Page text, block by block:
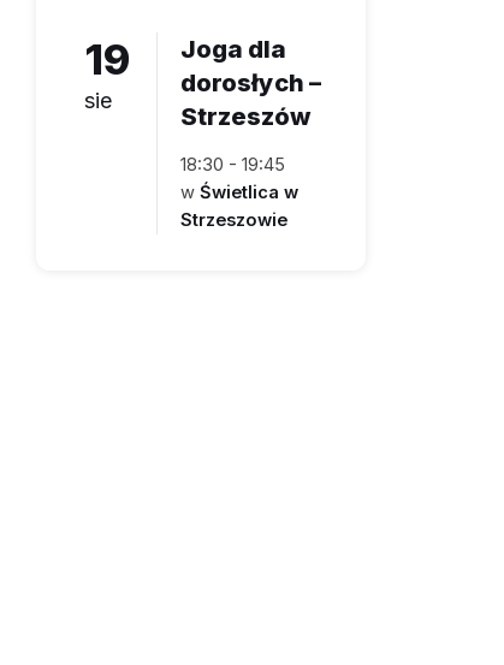
19
sie
Joga dla
dorosłych –
Strzeszów
18:30 - 19:45
w Świetlica w
Strzeszowie